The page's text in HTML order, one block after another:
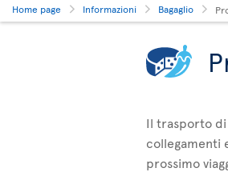
Home page Informazioni Bagaglio
Il trasporto di
collegamenti
prossimo